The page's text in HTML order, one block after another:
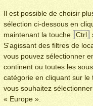
Il est possible de choisir
sélection ci-dessous en
maintenant la touche
Ctrl
S'agissant des filtres de
vous pouvez sélectionner
continent ou toutes les
catégorie en cliquant sur
vous souhaitez
« Europe ».